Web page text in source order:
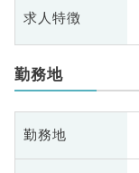
求人特徴
勤務地
勤務地